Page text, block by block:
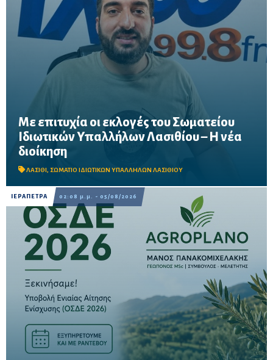
Με επιτυχία οι εκλογές του Σωματείου
Ιδιωτικών Υπαλλήλων Λασιθίου – Η νέα
διοίκηση
ΛΑΣΙΘΙ , ΣΩΜΑΤΙΟ ΙΔΙΩΤΙΚΩΝ ΥΠΑΛΛΗΛΩΝ ΛΑΣΙΘΙΟΥ
Μαζική συμμετοχή εργαζομένων στις εκλογικές διαδικασίες σε
Άγιο Νικόλαο, Σητεία και Ιεράπετρα – Στο επίκεντρο οι
διεκδικήσεις για εργασιακά δικαιώματα, αυξήσεις μισθών και
συλλογικές συμβάσεις.
ΙΕΡΑΠΕΤΡΑ 02:08 μ.μ. - 05/08/2026